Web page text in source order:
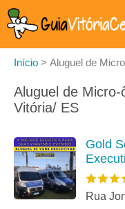
Início > Aluguel de
Aluguel de
Vitória/ ES
Gold
Rua